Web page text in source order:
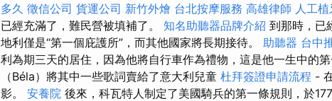
多久 徵信公司 貨運公司 新竹外燴 台北按摩服務 高雄律師 人工
已經充滿了，難民營被填補了。 知名助聽器品牌介紹 到那時，已
地利僅是“第一個庇護所”，而其他國家將長期接待。 助聽器 台中
利為期三天的居住，因為他將自行車作為禮物，這是他一生中的
（Béla）將其中一些歌詞賣給了意大利兒童 杜拜簽證申請流程 -
影。 安養院 後來，科瓦特人制定了美國騎兵的第一條規則，於